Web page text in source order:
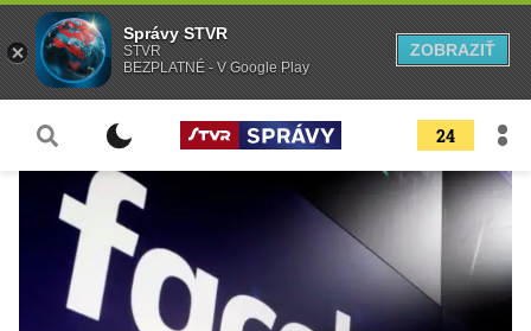
24
Správy STVR
STVR
BEZPLATNÉ - V Google Play
ZOBRAZIŤ